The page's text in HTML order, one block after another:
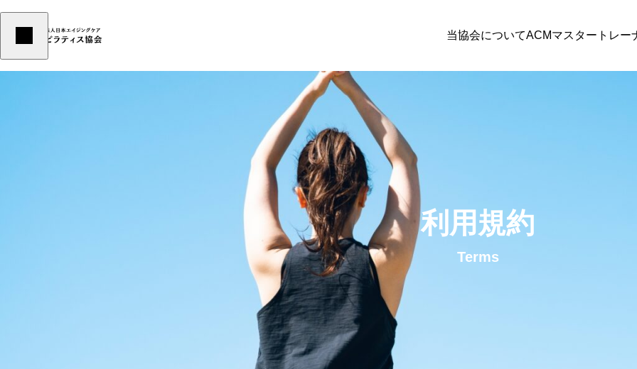
当協会についてACMマスタートレー
ヨガのインストラクター様向けの講座となります。
PILATES
ピラティスのインストラクター様向けの講座となります。
利用規約
Terms